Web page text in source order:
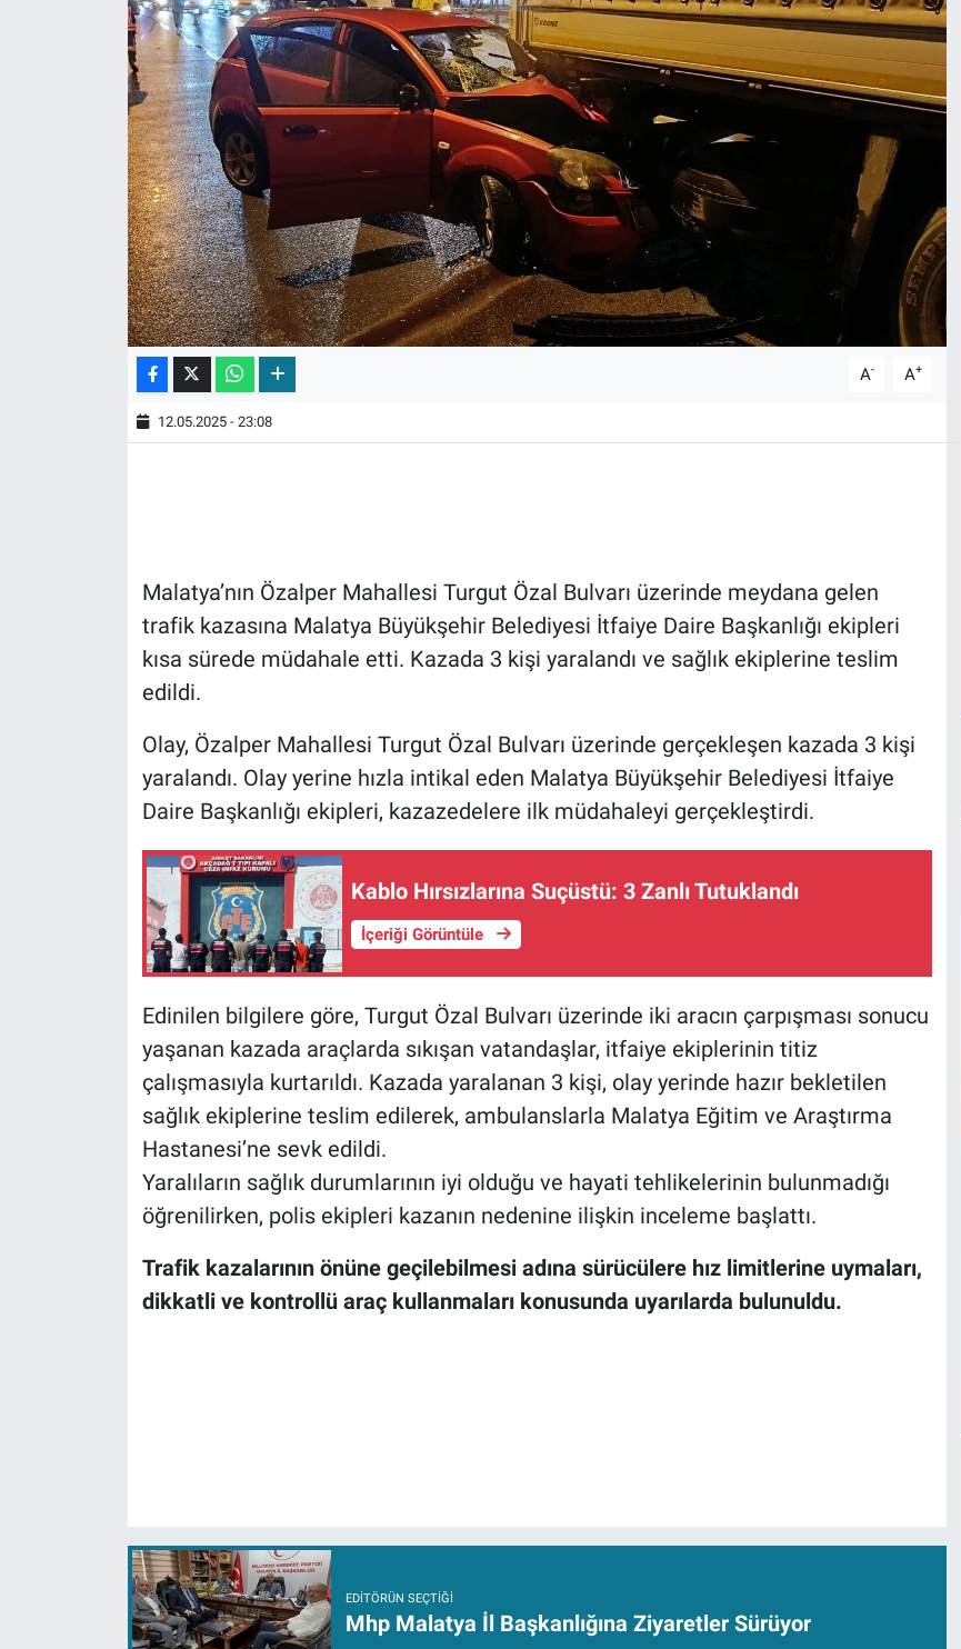
A- A+
12.05.2025 - 23:08
Malatya’nın Özalper Mahallesi Turgut Özal Bulvarı üzerinde meydana gelen
trafik kazasına Malatya Büyükşehir Belediyesi İtfaiye Daire Başkanlığı ekipleri
kısa sürede müdahale etti. Kazada 3 kişi yaralandı ve sağlık ekiplerine teslim
edildi.
Olay, Özalper Mahallesi Turgut Özal Bulvarı üzerinde gerçekleşen kazada 3 kişi
yaralandı. Olay yerine hızla intikal eden Malatya Büyükşehir Belediyesi İtfaiye
Daire Başkanlığı ekipleri, kazazedelere ilk müdahaleyi gerçekleştirdi.
Kablo Hırsızlarına Suçüstü: 3 Zanlı Tutuklandı
İçeriği Görüntüle
Edinilen bilgilere göre, Turgut Özal Bulvarı üzerinde iki aracın çarpışması sonucu
yaşanan kazada araçlarda sıkışan vatandaşlar, itfaiye ekiplerinin titiz
çalışmasıyla kurtarıldı. Kazada yaralanan 3 kişi, olay yerinde hazır bekletilen
sağlık ekiplerine teslim edilerek, ambulanslarla Malatya Eğitim ve Araştırma
Hastanesi’ne sevk edildi.
Yaralıların sağlık durumlarının iyi olduğu ve hayati tehlikelerinin bulunmadığı
öğrenilirken, polis ekipleri kazanın nedenine ilişkin inceleme başlattı.
Trafik kazalarının önüne geçilebilmesi adına sürücülere hız limitlerine uymaları,
dikkatli ve kontrollü araç kullanmaları konusunda uyarılarda bulunuldu.
EDITÖRÜN SEÇTIĞI
Mhp Malatya İl Başkanlığına Ziyaretler Sürüyor